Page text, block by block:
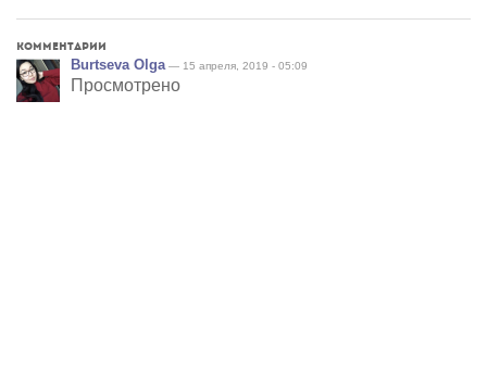
Комментарии
Burtseva Olga — 15 апреля, 2019 - 05:09
Просмотрено